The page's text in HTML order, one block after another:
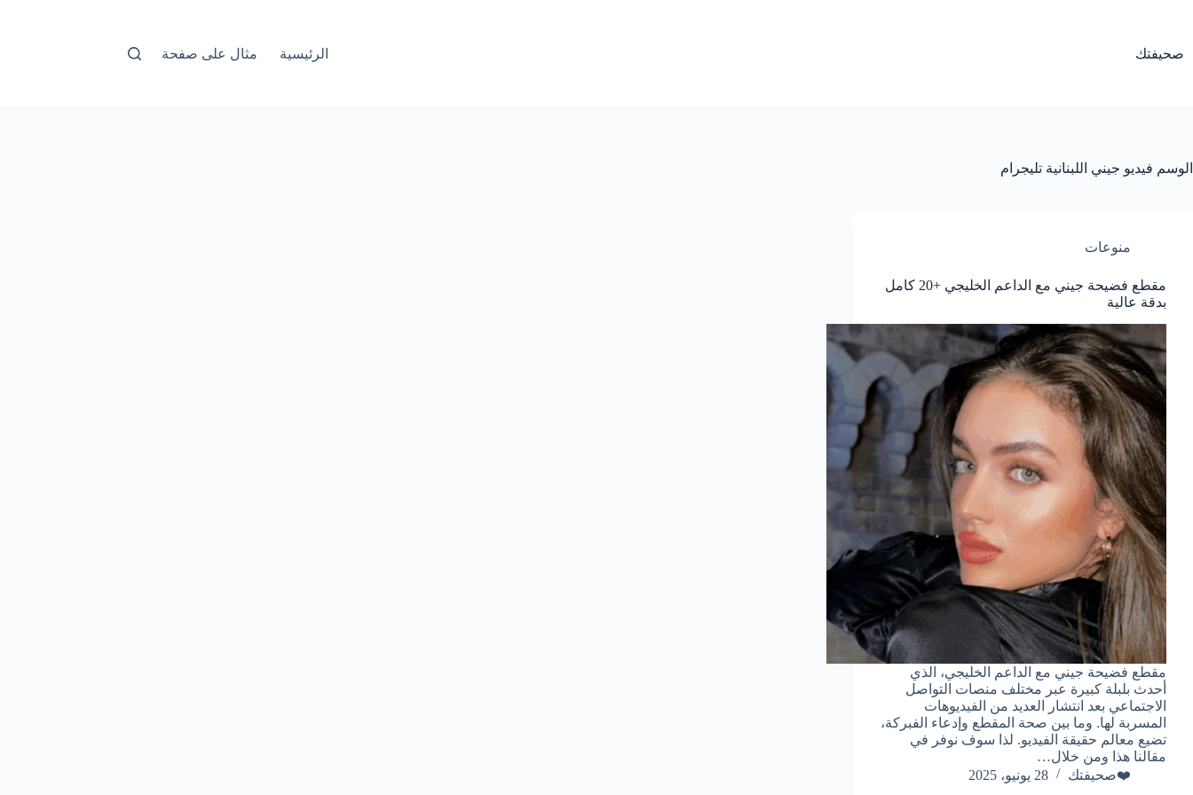
صحيفتك الرئيسية مثال على صفحة
الوسم فيديو جيني اللبنانية تليجرام
منوعات
مقطع فضيحة جيني مع الداعم الخليجي +20 كامل
بدقة عالية
مقطع فضيحة جيني مع الداعم الخليجي، الذي
أحدث بلبلة كبيرة عبر مختلف منصات التواصل
الاجتماعي بعد انتشار العديد من الفيديوهات
المسربة لها. وما بين صحة المقطع وإدعاء الفبركة،
تضيع معالم حقيقة الفيديو. لذا سوف نوفر في
مقالنا هذا ومن خلال…
❤️صحيفتك
28 يونيو، 2025